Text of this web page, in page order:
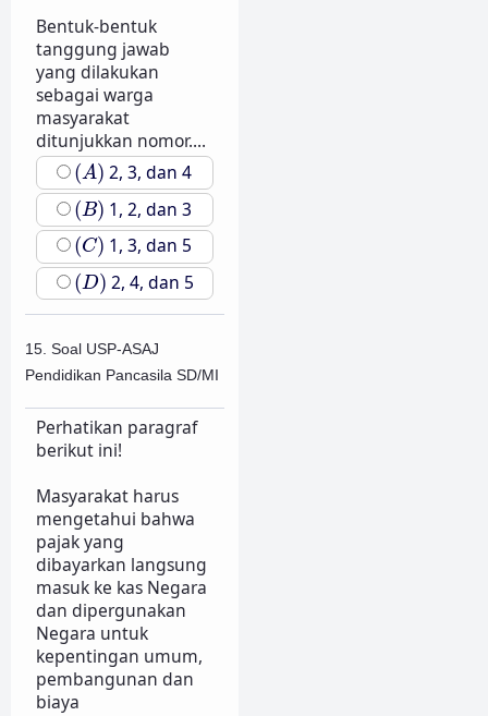
Bentuk-bentuk
tanggung jawab
yang dilakukan
sebagai warga
masyarakat
ditunjukkan nomor....
(A)
(A) 2, 3, dan 4
(B)
(B) 1, 2, dan 3
(C)
(C) 1, 3, dan 5
(D)
(D) 2, 4, dan 5
15. Soal USP-ASAJ
Pendidikan Pancasila SD/MI
Perhatikan paragraf
berikut ini!
Masyarakat harus
mengetahui bahwa
pajak yang
dibayarkan langsung
masuk ke kas Negara
dan dipergunakan
Negara untuk
kepentingan umum,
pembangunan dan
biaya